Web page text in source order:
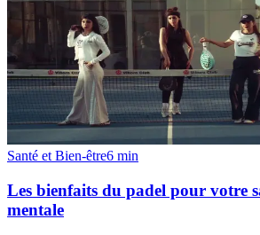
Santé et Bien-être6 min
Les bienfaits du padel pour votre
mentale